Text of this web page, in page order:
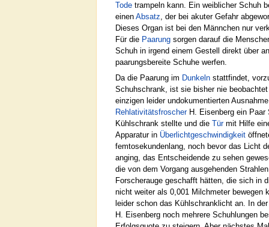
Tode trampeln kann. Ein weiblicher Schuh
einen Absatz, der bei akuter Gefahr
Dieses Organ ist bei den Männchen nur
Für die Paarung sorgen darauf die
Schuh in irgend einem Gestell direkt über
paarungsbereite Schuhe werfen.
Da die Paarung im Dunkeln stattfindet,
Schuhschrank, ist sie bisher nie
einzigen leider undokumentierten
RehlativitätsfroscherH. Eisenberg ein Paar
Kühlschrank stellte und die Türmit Hilfe
Apparatur in Überlichtgeschwindigkeit
femtosekundenlang, noch bevor das Licht
anging, das Entscheidende zu sehen
die von dem Vorgang ausgehenden
Forscherauge geschafft hätten, die sich in
nicht weiter als 0,001 Milchmeter bewegen
leider schon das Kühlschranklicht an. In
H. Eisenberg noch mehrere Schuhlungen